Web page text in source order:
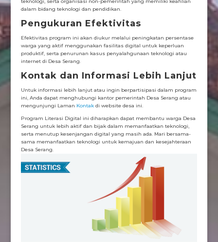
dalam bidang teknologi dan pendidikan.
Pengukuran Efektivitas
Efektivitas program ini akan diukur melalui peningkatan persentase
warga yang aktif menggunakan fasilitas digital untuk keperluan
produktif, serta penurunan kasus penyalahgunaan teknologi atau
internet di Desa Serang.
Kontak dan Informasi Lebih Lanjut
Untuk informasi lebih lanjut atau ingin berpartisipasi dalam program
ini, Anda dapat menghubungi kantor pemerintah Desa Serang atau
mengunjungi Laman Kontakdi website desa ini.
Program Literasi Digital ini diharapkan dapat membantu warga Desa
Serang untuk lebih aktif dan bijak dalam memanfaatkan teknologi,
serta menutup kesenjangan digital yang masih ada. Mari bersama-
sama memanfaatkan teknologi untuk kemajuan dan kesejahteraan
Desa Serang.